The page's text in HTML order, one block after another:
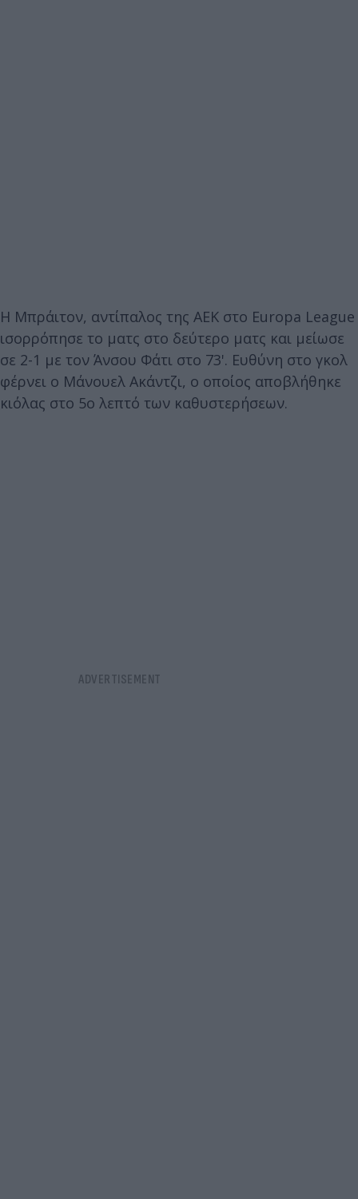
Η Μπράιτον, αντίπαλος της ΑΕΚ στο Europa League
ισορρόπησε το ματς στο δεύτερο ματς και μείωσε
σε 2-1 με τον Άνσου Φάτι στο 73'. Ευθύνη στο γκολ
φέρνει ο Μάνουελ Ακάντζι, ο οποίος αποβλήθηκε
κιόλας στο 5ο λεπτό των καθυστερήσεων.